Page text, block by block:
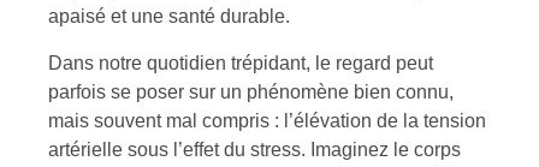
apaisé et une santé durable.
Dans notre quotidien trépidant, le regard peut
parfois se poser sur un phénomène bien connu,
mais souvent mal compris : l’élévation de la tension
artérielle sous l’effet du stress. Imaginez le corps